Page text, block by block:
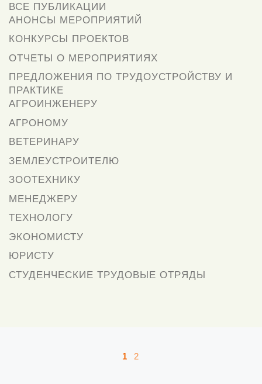
ВСЕ ПУБЛИКАЦИИ
АНОНСЫ МЕРОПРИЯТИЙ
КОНКУРСЫ ПРОЕКТОВ
ОТЧЕТЫ О МЕРОПРИЯТИЯХ
ПРЕДЛОЖЕНИЯ ПО ТРУДОУСТРОЙСТВУ И
ПРАКТИКЕ
АГРОИНЖЕНЕРУ
АГРОНОМУ
ВЕТЕРИНАРУ
ЗЕМЛЕУСТРОИТЕЛЮ
ЗООТЕХНИКУ
МЕНЕДЖЕРУ
ТЕХНОЛОГУ
ЭКОНОМИСТУ
ЮРИСТУ
СТУДЕНЧЕСКИЕ ТРУДОВЫЕ ОТРЯДЫ
Навигация по записям
1 2